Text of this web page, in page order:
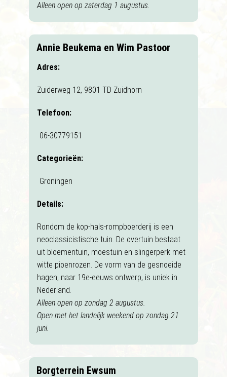
Alleen open op zaterdag 1 augustus.
Annie Beukema en Wim Pastoor
Adres:
Zuiderweg 12, 9801 TD Zuidhorn
Telefoon:
06-30779151
Categorieën:
Groningen
Details:
Rondom de kop-hals-rompboerderij is een
neoclassicistische tuin. De overtuin bestaat
uit bloementuin, moestuin en slingerperk met
witte pioenrozen. De vorm van de gesnoeide
hagen, naar 19e-eeuws ontwerp, is uniek in
Nederland.
Alleen open op zondag 2 augustus.
Open met het landelijk weekend op zondag 21
juni.
Borgterrein Ewsum